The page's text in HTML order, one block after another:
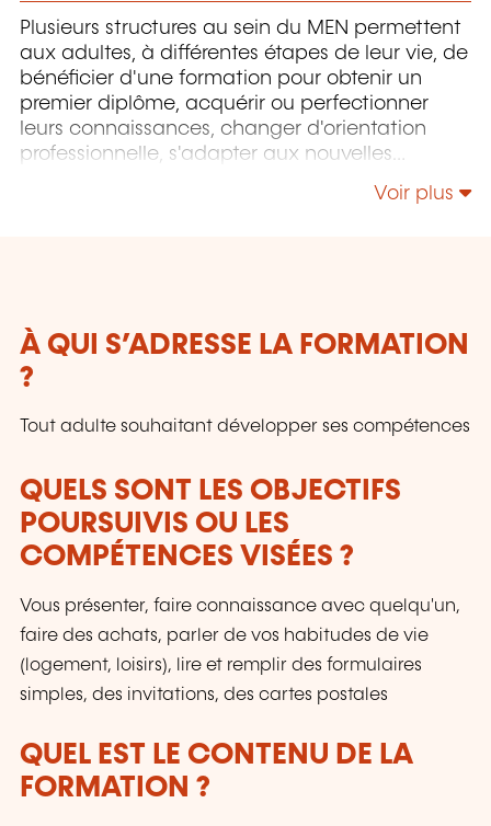
Plusieurs structures au sein du MEN permettent
aux adultes, à différentes étapes de leur vie, de
bénéficier d'une formation pour obtenir un
premier diplôme, acquérir ou perfectionner
leurs connaissances, changer d'orientation
professionnelle, s'adapter aux nouvelles
technologies, enrichir leur culture personnelle...
Voir plus
À QUI S’ADRESSE LA FORMATION
?
Tout adulte souhaitant développer ses compétences
QUELS SONT LES OBJECTIFS
POURSUIVIS OU LES
COMPÉTENCES VISÉES ?
Vous présenter, faire connaissance avec quelqu'un,
faire des achats, parler de vos habitudes de vie
(logement, loisirs), lire et remplir des formulaires
simples, des invitations, des cartes postales
QUEL EST LE CONTENU DE LA
FORMATION ?